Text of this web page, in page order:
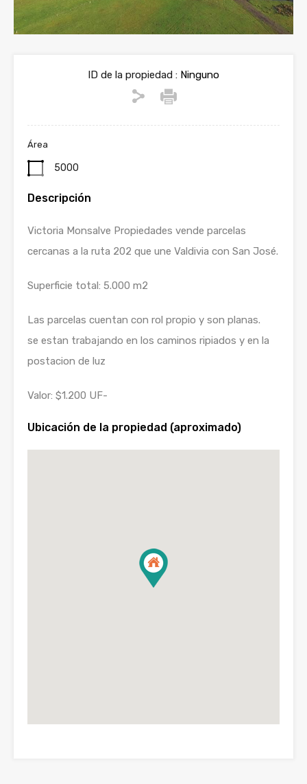
ID de la propiedad : Ninguno
Área
5000
Descripción
Victoria Monsalve Propiedades vende parcelas
cercanas a la ruta 202 que une Valdivia con San José.
Superficie total: 5.000 m2
Las parcelas cuentan con rol propio y son planas.
se estan trabajando en los caminos ripiados y en la
postacion de luz
Valor: $1.200 UF-
Ubicación de la propiedad (aproximado)